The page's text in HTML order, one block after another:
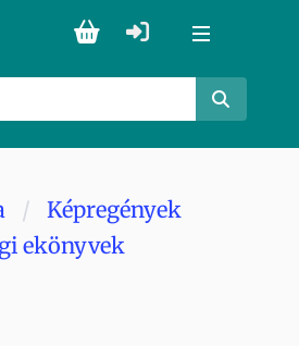
Képregények
ekönyvek